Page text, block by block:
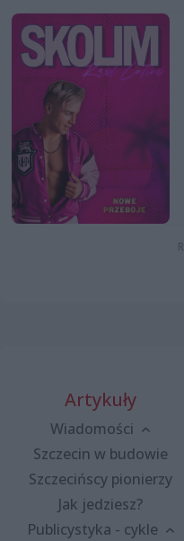
Artykuły
Wiadomości
Szczecin w budowie
Szczecińscy pionierzy
Jak jedziesz?
Publicystyka - cykle